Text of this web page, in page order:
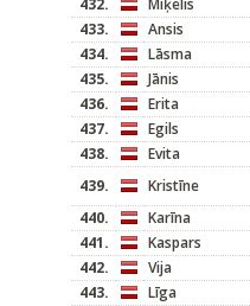
432.
Miķelis
433.
Ansis
434.
Lāsma
435.
Jānis
436.
Erita
437.
Egils
438.
Evita
439.
Kristīne
440.
Karīna
441.
Kaspars
442.
Vija
443.
Līga